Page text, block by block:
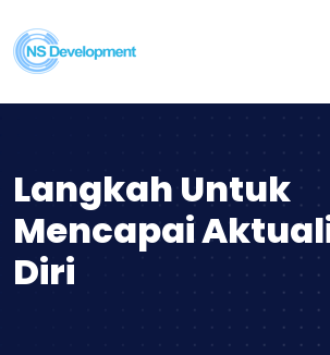
Langkah Untuk
Mencapai
Diri